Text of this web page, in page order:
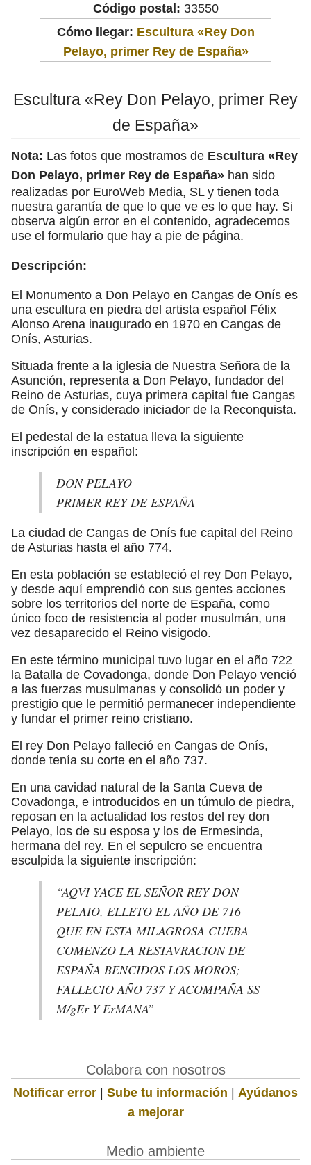
Código postal: 33550
Cómo llegar: Escultura «Rey Don
Pelayo, primer Rey de España»
Escultura «Rey Don Pelayo, primer Rey
de España»
Nota: Las fotos que mostramos de Escultura «Rey
Don Pelayo, primer Rey de España» han sido
realizadas por EuroWeb Media, SL y tienen toda
nuestra garantía de que lo que ve es lo que hay. Si
observa algún error en el contenido, agradecemos
use el formulario que hay a pie de página.
Descripción:
El Monumento a Don Pelayo en Cangas de Onís es
una escultura en piedra del artista español Félix
Alonso Arena inaugurado en 1970 en Cangas de
Onís, Asturias.
Situada frente a la iglesia de Nuestra Señora de la
Asunción, representa a Don Pelayo, fundador del
Reino de Asturias, cuya primera capital fue Cangas
de Onís, y considerado iniciador de la Reconquista.
El pedestal de la estatua lleva la siguiente
inscripción en español:
DON PELAYO
PRIMER REY DE ESPAÑA
La ciudad de Cangas de Onís fue capital del Reino
de Asturias hasta el año 774.
En esta población se estableció el rey Don Pelayo,
y desde aquí emprendió con sus gentes acciones
sobre los territorios del norte de España, como
único foco de resistencia al poder musulmán, una
vez desaparecido el Reino visigodo.
En este término municipal tuvo lugar en el año 722
la Batalla de Covadonga, donde Don Pelayo venció
a las fuerzas musulmanas y consolidó un poder y
prestigio que le permitió permanecer independiente
y fundar el primer reino cristiano.
El rey Don Pelayo falleció en Cangas de Onís,
donde tenía su corte en el año 737.
En una cavidad natural de la Santa Cueva de
Covadonga, e introducidos en un túmulo de piedra,
reposan en la actualidad los restos del rey don
Pelayo, los de su esposa y los de Ermesinda,
hermana del rey. En el sepulcro se encuentra
esculpida la siguiente inscripción:
“AQVI YACE EL SEÑOR REY DON
PELAIO, ELLETO EL AÑO DE 716
QUE EN ESTA MILAGROSA CUEBA
COMENZO LA RESTAVRACION DE
ESPAÑA BENCIDOS LOS MOROS;
FALLECIO AÑO 737 Y ACOMPAÑA SS
M/gEr Y ErMANA”
Colabora con nosotros
Notificar error | Sube tu información | Ayúdanos
a mejorar
Medio ambiente